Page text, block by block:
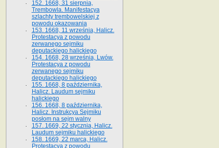
152. 1668, 31 sierpnia,
Trembowla. Manifestacya
szlachty trembowelskiej z
powodu okazowania
153. 1668, 11 września, Halicz.
Protestacya z powodu
zerwanego sejmiku
deputackiego halickiego
154. 1668, 28 września, Lwów.
Protestacya z powodu
zerwanego sejmiku
deputackiego halickiego
155. 1668, 8 października,
Halicz. Laudum sejmiku
halickiego
156. 1668, 8 października,
Halicz. Instrukcya Sejmiku
posłom na sejm walny
157. 1669, 22 stycznia, Halicz.
Laudum sejmiku halickiego
158. 1669, 22 marca, Halicz.
Protestacya z powodu